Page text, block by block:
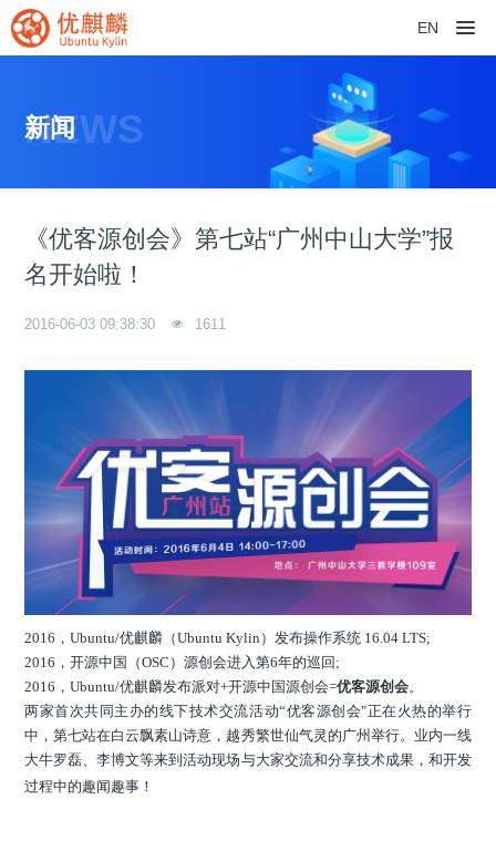
EN
NEWS
新闻
《优客源创会》第七站“广州中山大学”报
名开始啦！
2016-06-03 09:38:30 1611
2016，Ubuntu/优麒麟（Ubuntu Kylin）发布操作系统 16.04 LTS;
2016，开源中国（OSC）源创会进入第6年的巡回;
2016，Ubuntu/优麒麟发布派对+开源中国源创会=优客源创会。
两家首次共同主办的线下技术交流活动“优客源创会"正在火热的举行
中，第七站在白云飘素山诗意，越秀繁世仙气灵的广州举行。业内一线
大牛罗磊、李博文等来到活动现场与大家交流和分享技术成果，和开发
过程中的趣闻趣事！